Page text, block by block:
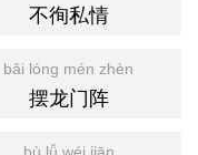
不徇私情
bǎi lóng mén zhèn
摆龙门阵